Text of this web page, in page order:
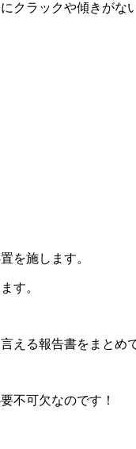
クラックや傾きがな
を施します。
す。
える報告書をまとめ
不可欠なのです！